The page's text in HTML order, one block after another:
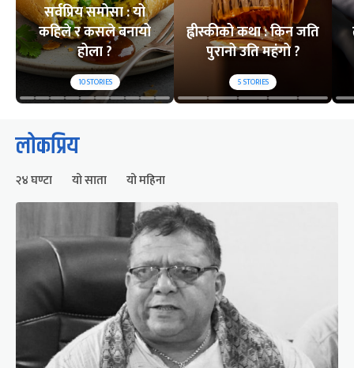
सर्वप्रिय समोसा : यो
कहिले र कसले बनायो
होला ?
10STORIES
ह्वीस्कीको कथा : किन जति
पुरानो उति महंगो ?
5STORIES
लोकप्रिय
२४ घण्टा यो साता यो महिना